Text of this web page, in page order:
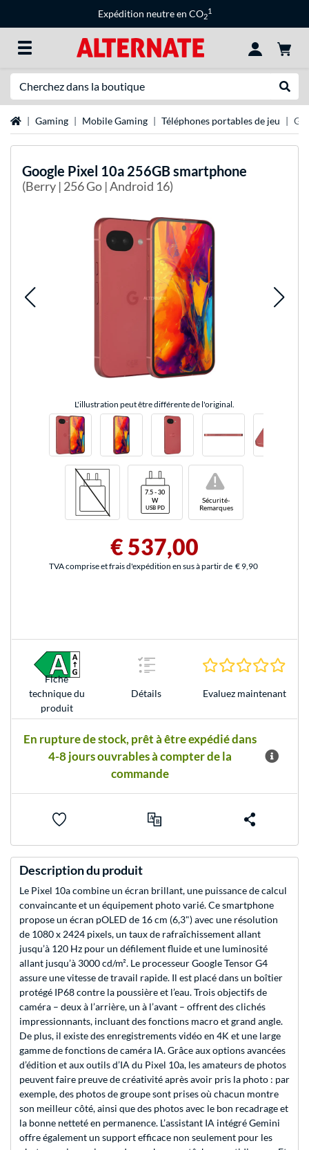
Expédition neutre en CO2
1
Page d'accueil
Gaming Mobile Gaming Téléphones portables de jeu
Google Pixel 10a 256GB smartphone
(Berry | 256 Go | Android 16)
L'illustration peut être différente de l'original.
Sécurité-
Remarques
!
€ 537,00
TVA comprise et frais d'expédition en sus à partir de € 9,90
Fiche
technique du
produit
Détails Evaluez maintenant
En rupture de stock, prêt à être expédié dans
4-8 jours ouvrables à compter de la
commande
Description du produit
Le Pixel 10a combine un écran brillant, une puissance de calcul
convaincante et un équipement photo varié. Ce smartphone
propose un écran pOLED de 16 cm (6,3") avec une résolution
de 1080 x 2424 pixels, un taux de rafraîchissement allant
jusqu’à 120 Hz pour un défilement fluide et une luminosité
allant jusqu’à 3000 cd/m². Le processeur Google Tensor G4
assure une vitesse de travail rapide. Il est placé dans un boîtier
protégé IP68 contre la poussière et l’eau. Trois objectifs de
caméra – deux à l’arrière, un à l’avant – offrent des clichés
impressionnants, incluant des fonctions macro et grand angle.
De plus, il existe des enregistrements vidéo en 4K et une large
gamme de fonctions de caméra IA. Grâce aux options avancées
d’édition et aux outils d’IA du Pixel 10a, les amateurs de photos
peuvent faire preuve de créativité après avoir pris la photo : par
exemple, des photos de groupe sont prises où chacun montre
son meilleur côté, ainsi que des photos avec le bon recadrage et
la bonne netteté en permanence. L’assistant IA intégré Gemini
offre également un support efficace non seulement pour les